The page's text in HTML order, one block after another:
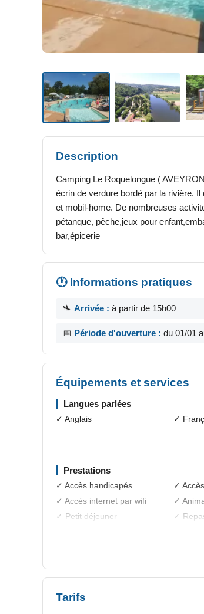
Description
Camping Le Roquelongue (
écrin de verdure bordé par la rivière.
et mobil-home. De nombreuses
pétanque, pêche,jeux pour
bar,épicerie
🕐 Informations pratiques
🛬 Arrivée : à partir de 15h00
📅 Période d'ouverture : du 01/01
Équipements et services
Langues parlées
✓ Anglais ✓
Prestations
✓ Accès handicapés
✓
✓ Accès internet par wifi
✓
✓ Petit déjeuner
✓
✓ Lave linge
✓
Tarifs